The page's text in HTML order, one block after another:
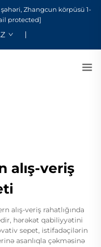
Zhangcun körpüsü 1-
protected]
alış-veriş
alış-veriş rahatlığında
hərəkət qabiliyyətini
sepet, istifadəçilərin
asanlıqla çəkməsinə